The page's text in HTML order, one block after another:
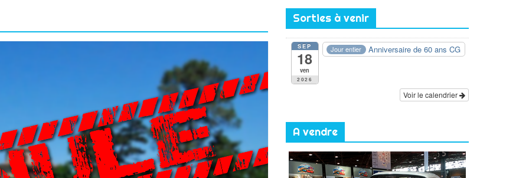
Sorties à venir
SEP
18
ven
2026
Jour entier Anniversaire de 60 ans CG
Voir le calendrier
A vendre